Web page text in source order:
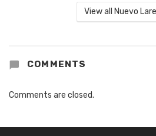
View all Nuevo
COMMENTS
Comments are closed.